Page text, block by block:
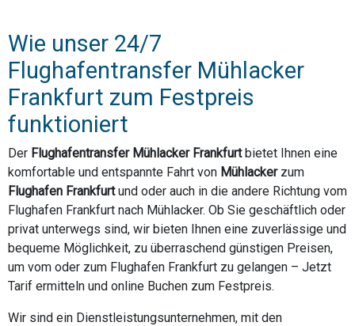
Wie unser 24/7
Flughafentransfer Mühlacker
Frankfurt zum Festpreis
funktioniert
Der Flughafentransfer Mühlacker Frankfurtbietet Ihnen eine
komfortable und entspannte Fahrt von Mühlackerzum
Flughafen Frankfurtund oder auch in die andere Richtung vom
Flughafen Frankfurt nach Mühlacker. Ob Sie geschäftlich oder
privat unterwegs sind, wir bieten Ihnen eine zuverlässige und
bequeme Möglichkeit, zu überraschend günstigen Preisen,
um vom oder zum Flughafen Frankfurt zu gelangen – Jetzt
Tarif ermitteln und online Buchen zum Festpreis.
Wir sind ein Dienstleistungsunternehmen, mit den